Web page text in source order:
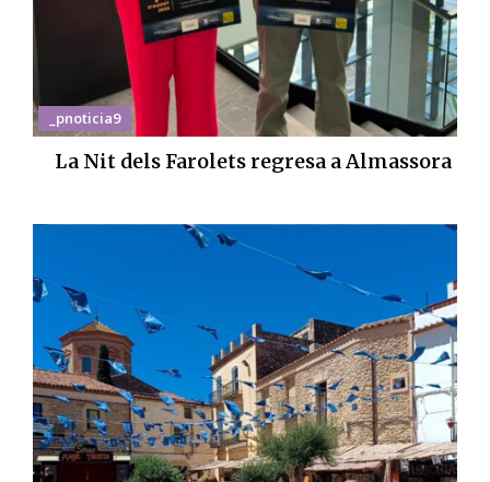
_pnoticia9
La Nit dels Farolets regresa a Almassora